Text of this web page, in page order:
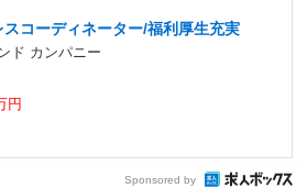
コーディネーター/福利厚生充実
ド カンパニー
円
Sponsored by